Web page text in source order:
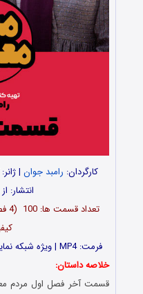
کارگردان: رامبد جوان |
انتشار: از
فرمت: MP4 | ویژه شبکه نمایش خانگی | تهیه کننده: رامبد جوان
خلاصه داستان:
قسمت آخر فصل اول مردم